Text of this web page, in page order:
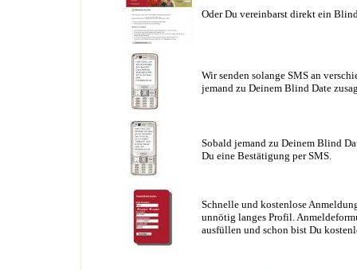
Oder Du vereinbarst direkt ein
Wir senden solange SMS an
jemand zu Deinem Blind Date
Sobald jemand zu Deinem Blind
Du eine Bestätigung per SMS.
Schnelle und kostenlose
unnötig langes Profil.
ausfüllen und schon bist Du